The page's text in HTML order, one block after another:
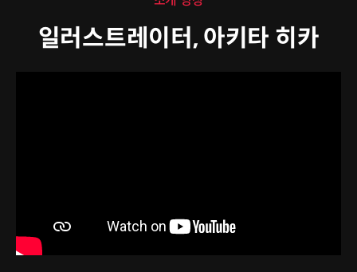
일러스트레이터, 아키타 히카